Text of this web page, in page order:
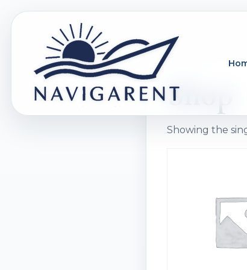
Shop
Showing the